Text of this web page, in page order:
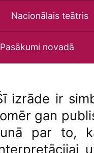
Nacionālais teātris
Pasākumi novadā
izrāde ir
gan
par to,